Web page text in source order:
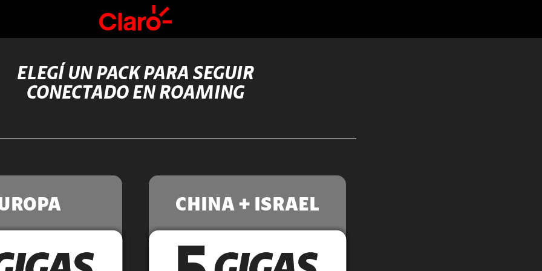
ELEGÍ UN PACK PARA SEGUIR
CONECTADO EN ROAMING
CHINA + ISRAEL